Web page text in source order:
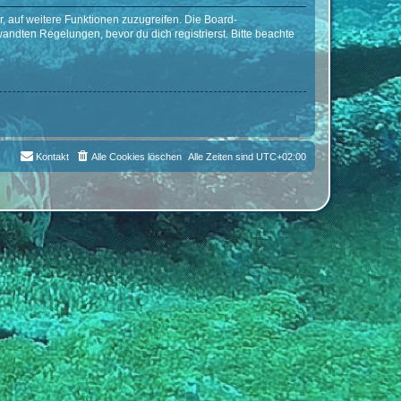
auf weitere Funktionen zuzugreifen. Die Board-
Regelungen, bevor du dich registrierst. Bitte beachte
Alle Zeiten sind UTC+02:00
Alle Cookies löschen
Kontakt